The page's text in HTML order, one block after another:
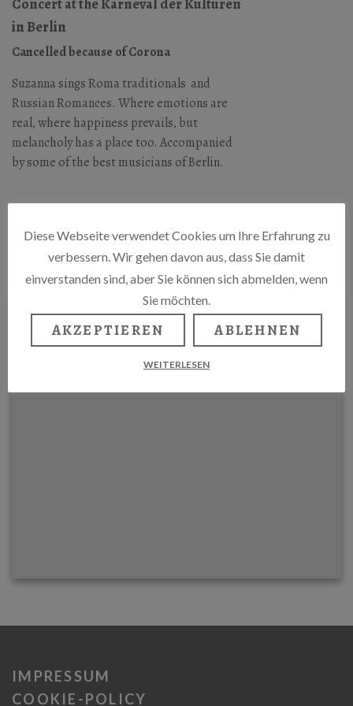
in Berlin
Cancelled because of Corona
Suzanna sings Roma traditionals and
Russian Romances. Where emotions are
real, where happiness prevails, but
melancholy has a place too. Accompanied
by some of the best musicians of Berlin.
Zossener Straße 65, 10961 Berlin
IMPRESSUM
COOKIE-POLICY
Diese Webseite verwendet Cookies um Ihre Erfahrung zu
verbessern. Wir gehen davon aus, dass Sie damit
einverstanden sind, aber Sie können sich abmelden, wenn
Sie möchten.
AKZEPTIEREN ABLEHNEN
WEITERLESEN